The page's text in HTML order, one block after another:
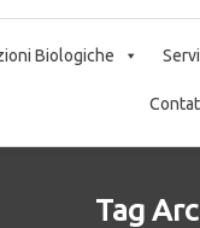
Biologiche
Tag